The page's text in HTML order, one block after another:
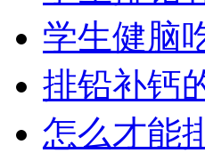
学生健脑
排铅补钙
怎么才能